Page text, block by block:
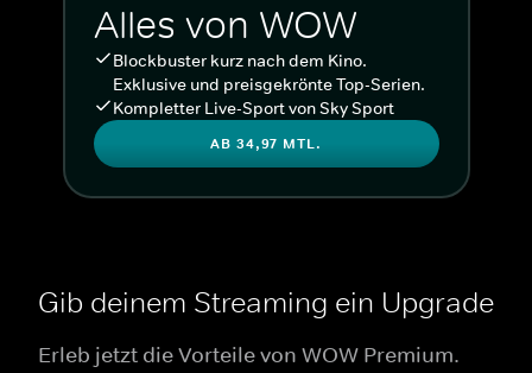
Alles von WOW
Blockbuster kurz nach dem Kino.
Exklusive und preisgekrönte Top-Serien.
Kompletter Live-Sport von Sky Sport
AB 34,97 MTL.
Gib deinem Streaming ein Upgrade
Erleb jetzt die Vorteile von WOW Premium.